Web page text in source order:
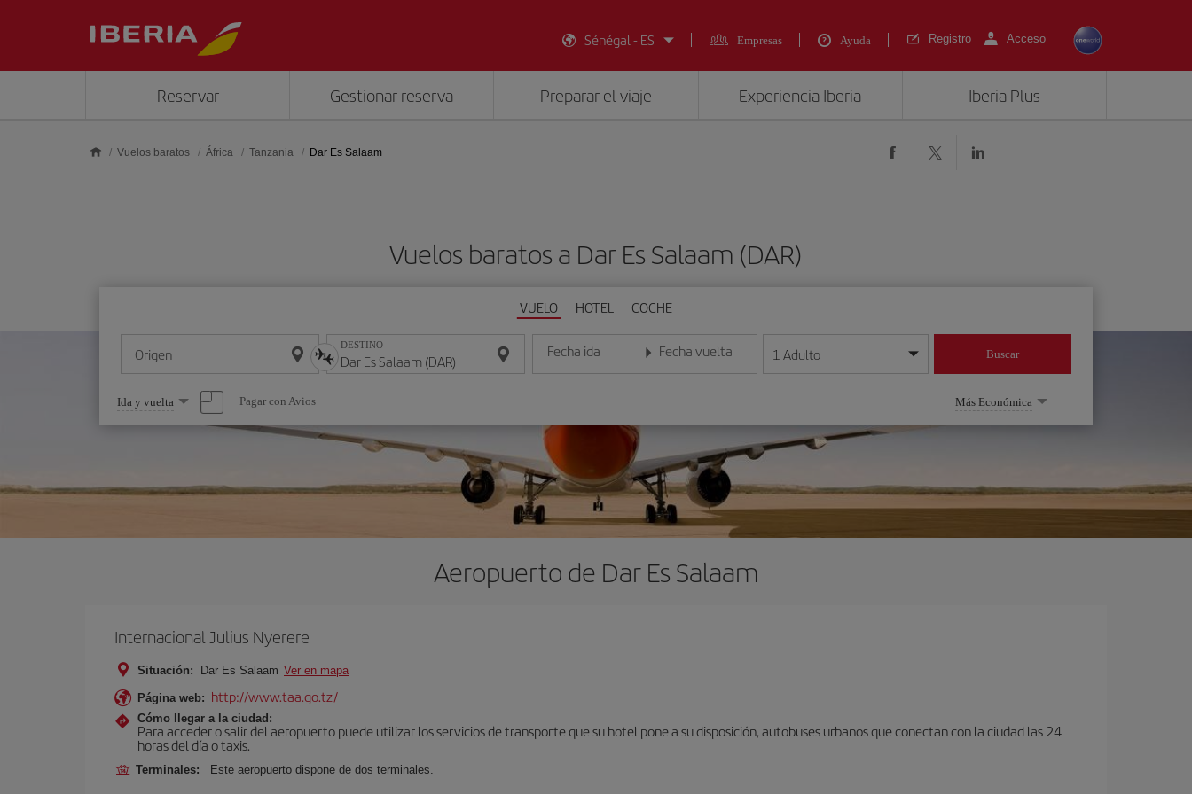
Sénégal - ES
Empresas Ayuda Registro Acceso
Reservar Gestionar reserva Preparar el viaje Experiencia Iberia Iberia Plus
Vuelos baratos África Tanzania Dar Es Salaam
Vuelos baratos a Dar Es Salaam (DAR)
VUELO HOTEL COCHE
Origen DESTINO Fecha ida
Introduce la fecha en formato día/mes/año
Fecha vuelta
Introduce la fecha en formato día/mes/año
1 Adulto Buscar
Seleccione
una
opción
Ida y vuelta Pagar con Avios Más Económica
Aeropuerto de Dar Es Salaam
Internacional Julius Nyerere
Situación: Dar Es Salaam Ver en mapa
Página web: http://www.taa.go.tz/
Cómo llegar a la ciudad:
Para acceder o salir del aeropuerto puede utilizar los servicios de transporte que su hotel pone a su disposición, autobuses urbanos que conectan con la ciudad las 24
horas del día o taxis.
Terminales: Este aeropuerto dispone de dos terminales.